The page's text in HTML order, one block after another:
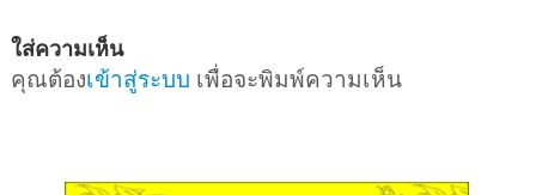
ใส่ความเห็น
คุณต้องเข้าสู่ระบบ เพื่อจะพิมพ์ความเห็น